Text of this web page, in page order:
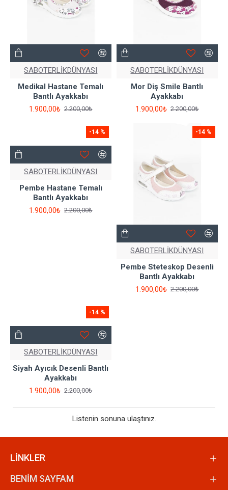
SABOTERLİKDÜNYASI
Medikal Hastane Temalı
Bantlı Ayakkabı
1.900,00₺ 2.200,00₺
SABOTERLİKDÜNYASI
Mor Diş Smile Bantlı
Ayakkabı
1.900,00₺ 2.200,00₺
-14 %
SABOTERLİKDÜNYASI
Pembe Hastane Temalı
Bantlı Ayakkabı
1.900,00₺ 2.200,00₺
-14 %
SABOTERLİKDÜNYASI
Pembe Steteskop Desenli
Bantlı Ayakkabı
1.900,00₺ 2.200,00₺
-14 %
SABOTERLİKDÜNYASI
Siyah Ayıcık Desenli Bantlı
Ayakkabı
1.900,00₺ 2.200,00₺
Listenin sonuna ulaştınız.
LİNKLER
BENİM SAYFAM